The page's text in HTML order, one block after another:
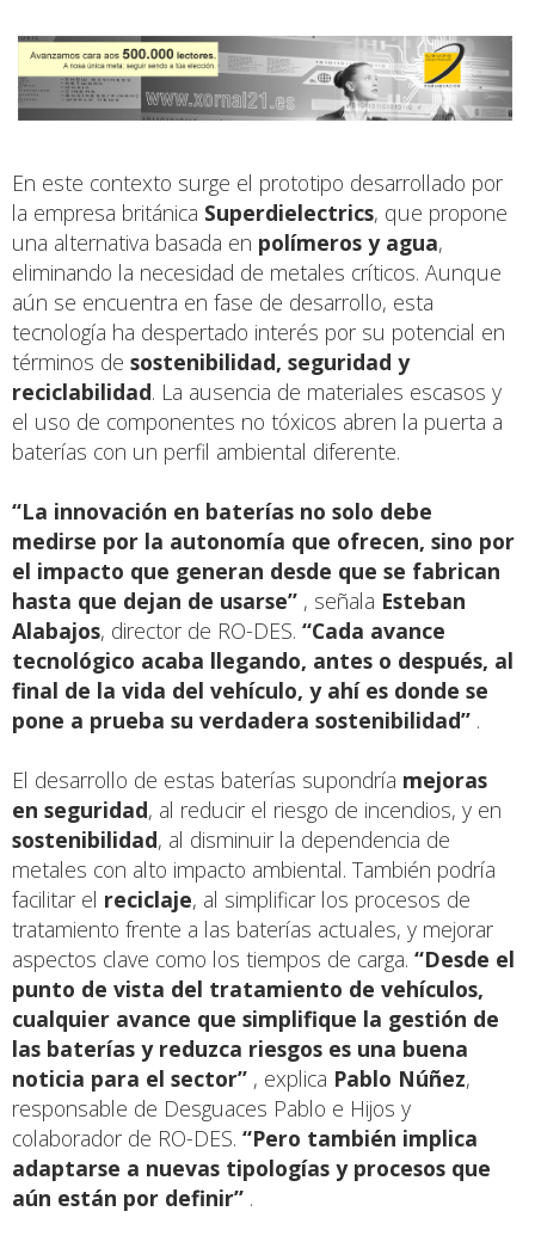
En este contexto surge el prototipo desarrollado por
la empresa británica Superdielectrics, que propone
una alternativa basada en polímeros y agua,
eliminando la necesidad de metales críticos. Aunque
aún se encuentra en fase de desarrollo, esta
tecnología ha despertado interés por su potencial en
términos de sostenibilidad, seguridad y
reciclabilidad. La ausencia de materiales escasos y
el uso de componentes no tóxicos abren la puerta a
baterías con un perfil ambiental diferente.
“La innovación en baterías no solo debe
medirse por la autonomía que ofrecen, sino por
el impacto que generan desde que se fabrican
hasta que dejan de usarse” , señala Esteban
Alabajos, director de RO-DES. “Cada avance
tecnológico acaba llegando, antes o después, al
final de la vida del vehículo, y ahí es donde se
pone a prueba su verdadera sostenibilidad” .
El desarrollo de estas baterías supondría mejoras
en seguridad, al reducir el riesgo de incendios, y en
sostenibilidad, al disminuir la dependencia de
metales con alto impacto ambiental. También podría
facilitar el reciclaje, al simplificar los procesos de
tratamiento frente a las baterías actuales, y mejorar
aspectos clave como los tiempos de carga. “Desde el
punto de vista del tratamiento de vehículos,
cualquier avance que simplifique la gestión de
las baterías y reduzca riesgos es una buena
noticia para el sector” , explica Pablo Núñez,
responsable de Desguaces Pablo e Hijos y
colaborador de RO-DES. “Pero también implica
adaptarse a nuevas tipologías y procesos que
aún están por definir” .